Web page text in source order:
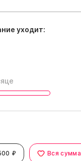
уходит:
₽ Вся сумма